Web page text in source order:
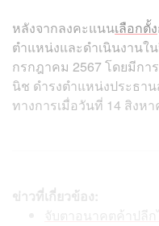
หลังจากลงคะแนนเลือกตั้ง
ตำแหน่งและดำเนินงานใ
กรกฎาคม 2567 โดยมีกา
นิช ดำรงตำแหน่งประธา
ทางการเมื่อวันที่ 14 สิงห
ข่าวที่เกี่ยวข้อง:
จับตาอนาคตค้าปลี